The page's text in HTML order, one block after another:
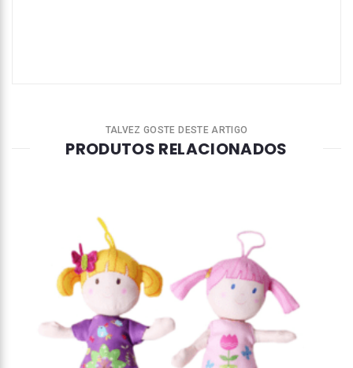
TALVEZ GOSTE DESTE ARTIGO
PRODUTOS RELACIONADOS